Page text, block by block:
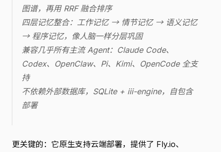
图谱，再用 RRF 融合排序
四层记忆整合：工作记忆 → 情节记忆 → 语义记忆
→ 程序记忆，像人脑一样分层巩固
兼容几乎所有主流 Agent：Claude Code、
Codex、OpenClaw、Pi、Kimi、OpenCode 全支
持
不依赖外部数据库，SQLite + iii-engine，自包含
部署
更关键的：它原生支持云端部署，提供了 Fly.io、